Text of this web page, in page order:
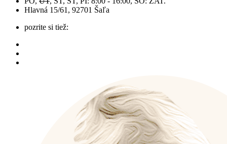
Hlavná 15/61, 92701 Šaľa
pozrite si tiež: